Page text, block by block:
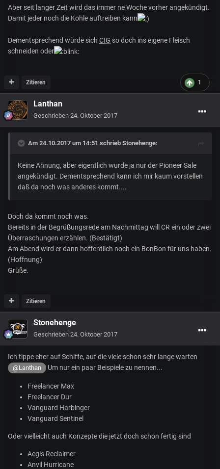
Aber seit langer Zeit wird das immer ne Woche vorher angekündigt.
Damit jeder noch die Kohle auftreiben kann
Dementsprechend würde sich CIG so doch ins eigene Fleisch
schneiden oder
1
Zitieren
Lanthan
Geschrieben 24. Oktober 2017
Am 24.10.2017 um 14:51 schrieb Stonehenge:
Keine Ahnung, aber eigentlich wurde ja nur der Pioneer Sale
angekündigt. Dementsprechend kann ich mir kaum vorstellen
daß da noch was anderes kommt....
Doch da kommt noch was.
Bereits in der Begrüßungsrede am Nachmittag will CR ein oder zwei
Überraschungen erzählen. (Bestätigt)
Am Abend wird er dann hoffentlich noch ein BonBon für uns haben.
(Hoffnung)
Grüße.
Zitieren
Stonehenge
Geschrieben 24. Oktober 2017
Ich tippe eher auf Schiffe, auf die viele schon sehr lange warten
@Lanthan Um nur ein paar Beispiele zu nennen...
Freelancer Max
Freelancer Dur
Vanguard Harbinger
Vanguard Sentinel
Oder vielleicht auch Konzepte die jetzt doch schon fertig sind
Aegis Reclaimer
Anvil Hurricane